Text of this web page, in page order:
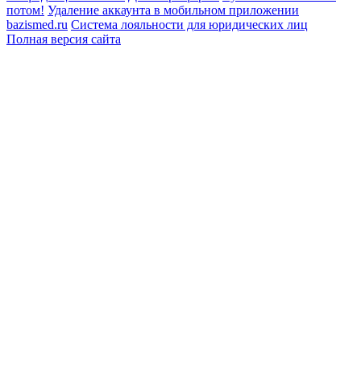
потом! Удаление аккаунта в мобильном приложении
bazismed.ru Система лояльности для юридических лиц
Полная версия сайта